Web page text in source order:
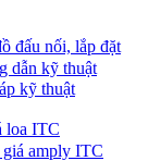
đấu nối, lắp đặt
dẫn kỹ thuật
kỹ thuật
loa ITC
giá amply ITC